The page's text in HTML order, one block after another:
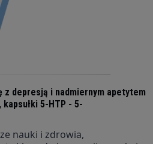
z depresją i nadmiernym apetytem
kapsułki 5-HTP - 5-
nauki i zdrowia,